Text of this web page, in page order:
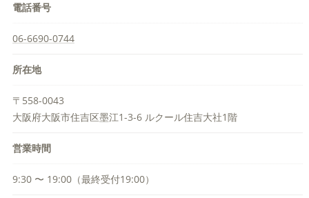
電話番号
06-6690-0744
所在地
〒558-0043
大阪府大阪市住吉区墨江1-3-6 ルクール住吉大社1階
営業時間
9:30 〜 19:00（最終受付19:00）